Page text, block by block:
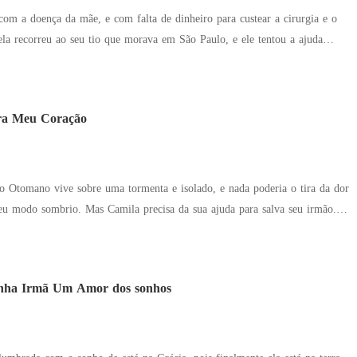
com a doença da mãe, e com falta de dinheiro para custear a cirurgia e o
recorreu ao seu tio que morava em São Paulo, e ele tentou a ajuda
de agropecuária dos Estados Unidos, mas nem ela sabia quem era ele, e
Mas o destino faz eles se reencontrarem novamente, e o impacto da
fazendo assim um romance proibido acontecer.
Meu Coração
Otomano vive sobre uma tormenta e isolado, e nada poderia o tira da dor
da sua ajuda para salva seu irmão.
forçado pelas circunstâncias.
Irmã Um Amor dos sonhos